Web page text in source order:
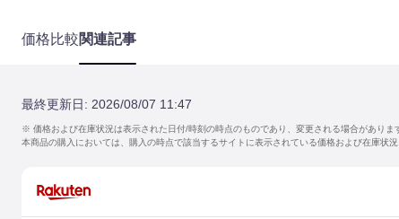
価格比較関連記事
最終更新日: 2026/08/07 11:47
※ 価格および在庫状況は表示された日付/時刻の時点のものであり、変更される場合がありま
本商品の購入においては、購入の時点で該当するサイトに表示されている価格および在庫状況